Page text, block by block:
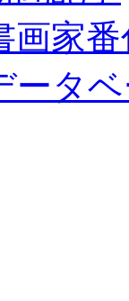
画家
ータ